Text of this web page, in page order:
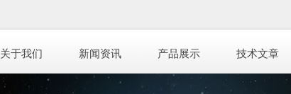
关于我们 新闻资讯 产品展示 技术文章